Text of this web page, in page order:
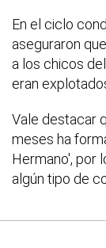
En el ciclo
aseguraron
a los chicos
eran
Vale destacar
meses ha
Hermano', por
algún tipo de